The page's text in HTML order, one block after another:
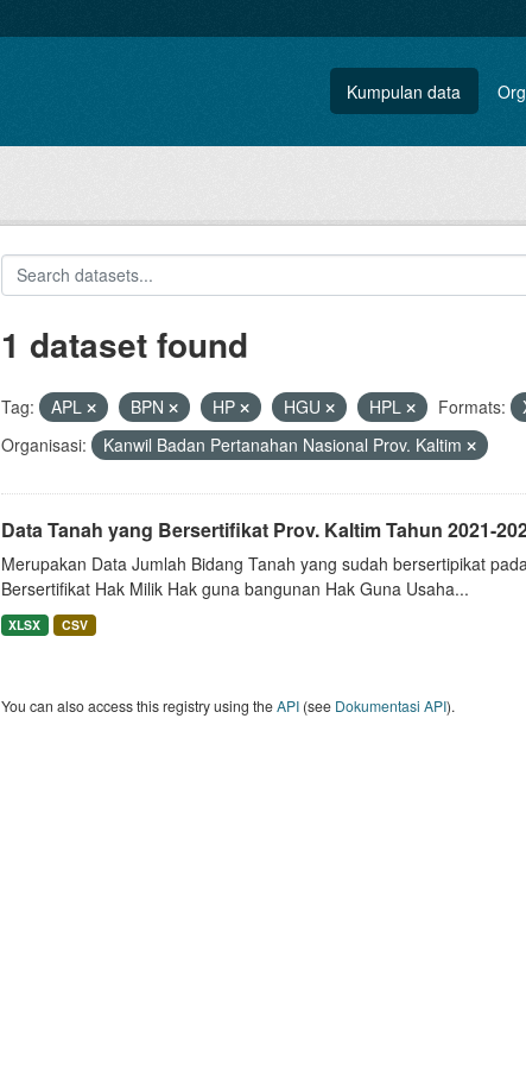
Kumpulan data
1 dataset found
Tag: APL BPN HP HGU HPL Formats:
Organisasi:
Kanwil Badan Pertanahan Nasional Prov. Kaltim
Data Tanah yang Bersertifikat Prov. Kaltim Tahun 2021-
Merupakan Data Jumlah Bidang Tanah yang sudah bersertipikat
Bersertifikat Hak Milik Hak guna bangunan Hak Guna Usaha...
XLSX CSV
You can also access this registry using theAPI(see Dokumentasi API).